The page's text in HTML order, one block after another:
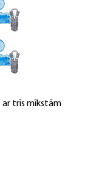
ar trīs mīkstām